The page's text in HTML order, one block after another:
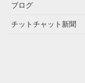
ブログ
チットチャット新聞